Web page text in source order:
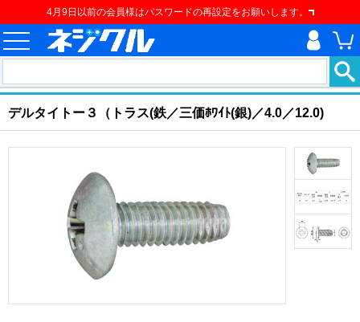
4月9日以前の会員様はパスワードの再設定をお願いします。
デルタイトー３（トラス
デルタイトー３（トラス(鉄／三価ﾎﾜｲﾄ(銀)／4.0／12.0)